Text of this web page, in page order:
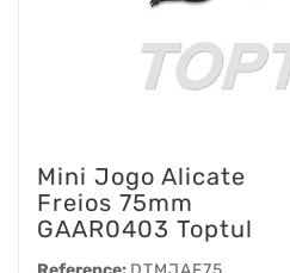
Mini Jogo Alicate
Freios 75mm
GAAR0403 Toptul